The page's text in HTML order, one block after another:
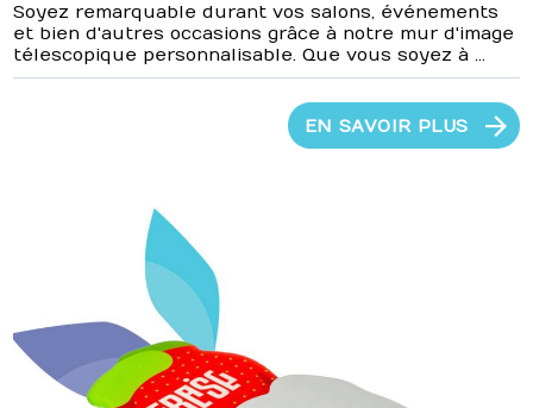
Soyez remarquable durant vos salons, événements
et bien d'autres occasions grâce à notre mur d'image
télescopique personnalisable. Que vous soyez à ...
EN SAVOIR PLUS